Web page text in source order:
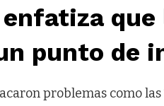
punto de
problemas como las